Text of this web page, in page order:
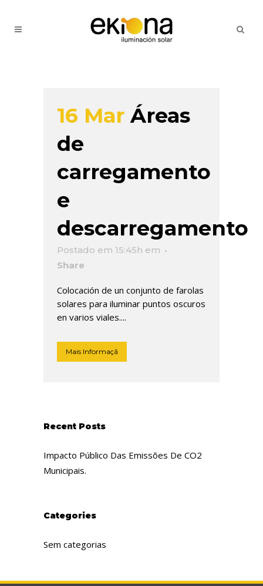
16 Mar Áreas
de
carregamento
e
descarregamento
Postado em 15:45h em
Share
Colocación de un conjunto de farolas
solares para iluminar puntos oscuros
en varios viales....
Mais Informaçã
Recent Posts
Impacto Público Das Emissões De CO2
Municipais.
Categories
Sem categorias